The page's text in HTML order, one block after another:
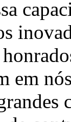
em